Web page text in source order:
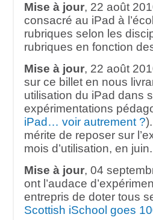
Mise à jour, 22 août
consacré au iPad à
rubriques selon les
rubriques en fonction
Mise à jour, 22 août
sur ce billet en nous
utilisation du iPad dans
expérimentations
iPad… voir autrement ?
mérite de reposer sur
mois d’utilisation, en
Mise à jour, 04
ont l’audace
entrepris de doter tous
Scottish iSchool goes